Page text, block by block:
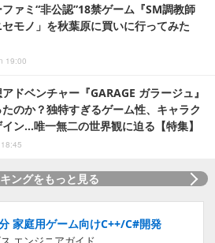
ァミ“非公認”18禁ゲーム『SM調教師
モノ」を秋葉原に買いに行ってみた
19:00
ドベンチャー『GARAGE ガラージュ』
のか？独特すぎるゲーム性、キャラク
ン…唯一無二の世界観に迫る【特集】
ングをもっと見る
家庭用ゲーム向けC++/C#開発